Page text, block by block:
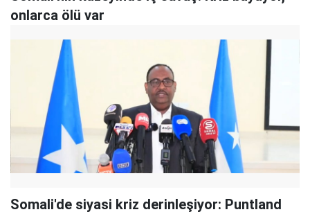
onlarca ölü var
Somali'de siyasi kriz derinleşiyor: Puntland